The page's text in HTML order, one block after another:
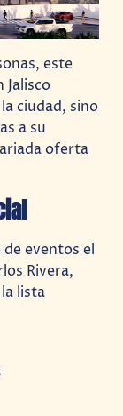
este
Jalisco
ciudad, sino
a su
oferta
de eventos el
Rivera,
lista